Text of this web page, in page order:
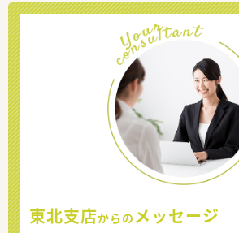
東北支店からの メッセージ